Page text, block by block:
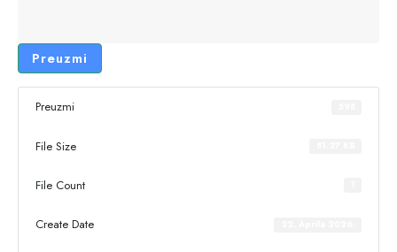
Preuzmi
Preuzmi
File Size
File Count
Create Date